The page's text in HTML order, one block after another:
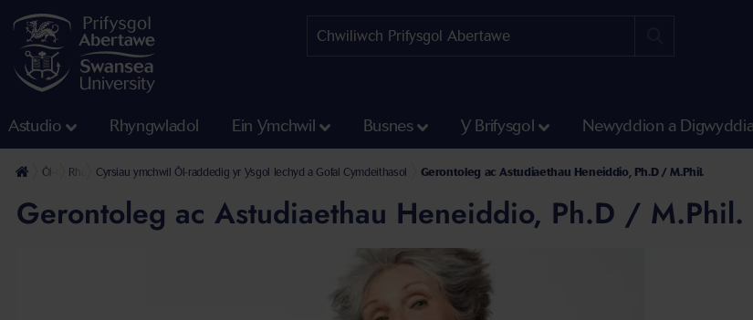
Astudio Rhyngwladol Ein Ymchwil Busnes Y Brifysgol Newyddion a
Ôl-raddedigRhaglenni Ymchwil
Cyrsiau ymchwil Ôl-raddedig yr Ysgol Iechyd a Gofal Cymdeithasol Gerontoleg ac Astudiaethau Heneiddio, Ph.D / M.Phil.
Gerontoleg ac Astudiaethau Heneiddio, Ph.D / M.Phil.